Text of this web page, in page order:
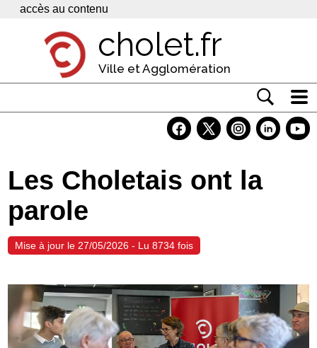
Panneau de gestion des cookies
accès au contenu
cholet.fr
Ville et Agglomération
Economie
Services
Contacts
Les Choletais ont la
parole
Mise à jour le 27/05/2026 - Lu 8734 fois